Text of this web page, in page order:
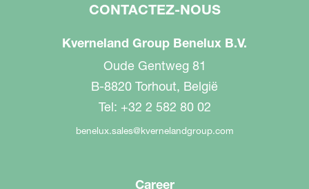
CONTACTEZ-NOUS
Kverneland Group Benelux B.V.
Oude Gentweg 81
B-8820 Torhout, België
Tel: +32 2 582 80 02
benelux.sales@kvernelandgroup.com
Career